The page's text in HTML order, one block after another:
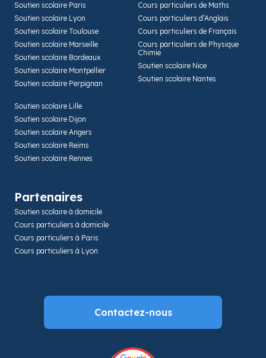
Soutien scolaire Paris
Soutien scolaire Lyon
Soutien scolaire Toulouse
Soutien scolaire Marseille
Soutien scolaire Bordeaux
Soutien scolaire Montpellier
Soutien scolaire Perpignan
Cours particuliers de Maths
Cours particuliers d’Anglais
Cours particuliers de Français
Cours particuliers de Physique
Chimie
Soutien scolaire Nice
Soutien scolaire Nantes
Soutien scolaire Lille
Soutien scolaire Dijon
Soutien scolaire Angers
Soutien scolaire Reims
Soutien scolaire Rennes
Partenaires
Soutien scolaire à domicile
Cours particuliers à domicile
Cours particuliers à Paris
Cours particuliers à Lyon
Contactez-nous